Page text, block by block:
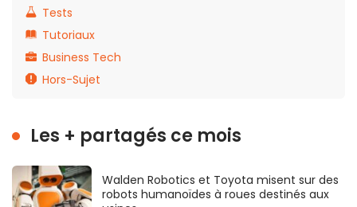
Tests
Tutoriaux
Business Tech
Hors-Sujet
Les + partagés ce mois
Walden Robotics et Toyota misent sur des
robots humanoïdes à roues destinés aux